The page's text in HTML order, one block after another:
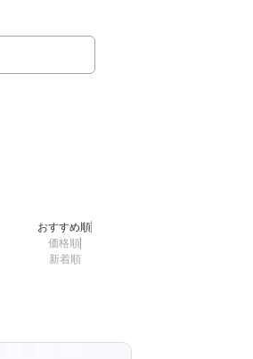
おすすめ順
価格順
新着順